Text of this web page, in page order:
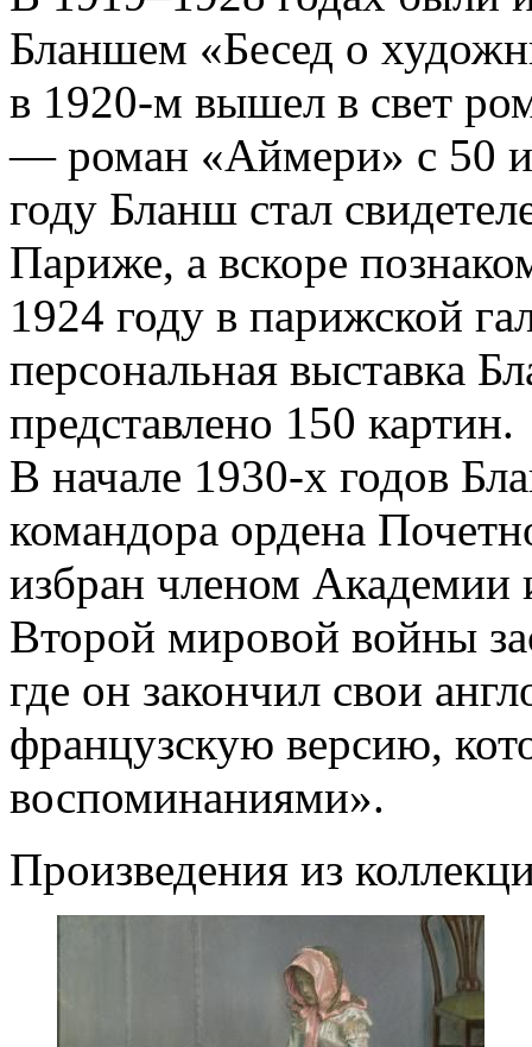
Бланшем «Бесед о
в 1920-м вышел в свет
— роман «Аймери» с 50
году Бланш стал
Париже, а вскоре
1924 году в парижской
персональная выставка
представлено 150 картин.
В начале 1930-х годов
командора ордена
избран членом Академии
Второй мировой войны
где он закончил свои
французскую версию,
воспоминаниями».
Произведения из